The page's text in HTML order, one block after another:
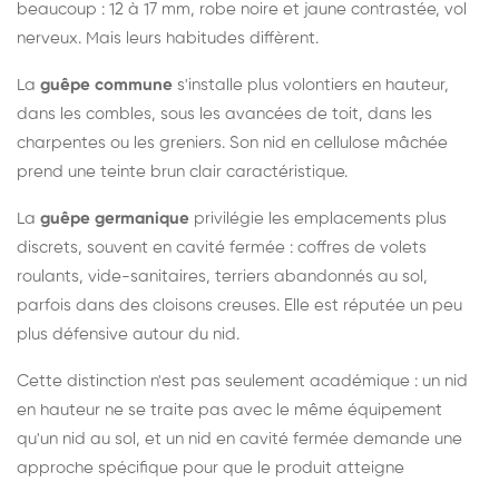
beaucoup : 12 à 17 mm, robe noire et jaune contrastée, vol
nerveux. Mais leurs habitudes diffèrent.
La guêpe commune s'installe plus volontiers en hauteur,
dans les combles, sous les avancées de toit, dans les
charpentes ou les greniers. Son nid en cellulose mâchée
prend une teinte brun clair caractéristique.
La guêpe germanique privilégie les emplacements plus
discrets, souvent en cavité fermée : coffres de volets
roulants, vide-sanitaires, terriers abandonnés au sol,
parfois dans des cloisons creuses. Elle est réputée un peu
plus défensive autour du nid.
Cette distinction n'est pas seulement académique : un nid
en hauteur ne se traite pas avec le même équipement
qu'un nid au sol, et un nid en cavité fermée demande une
approche spécifique pour que le produit atteigne